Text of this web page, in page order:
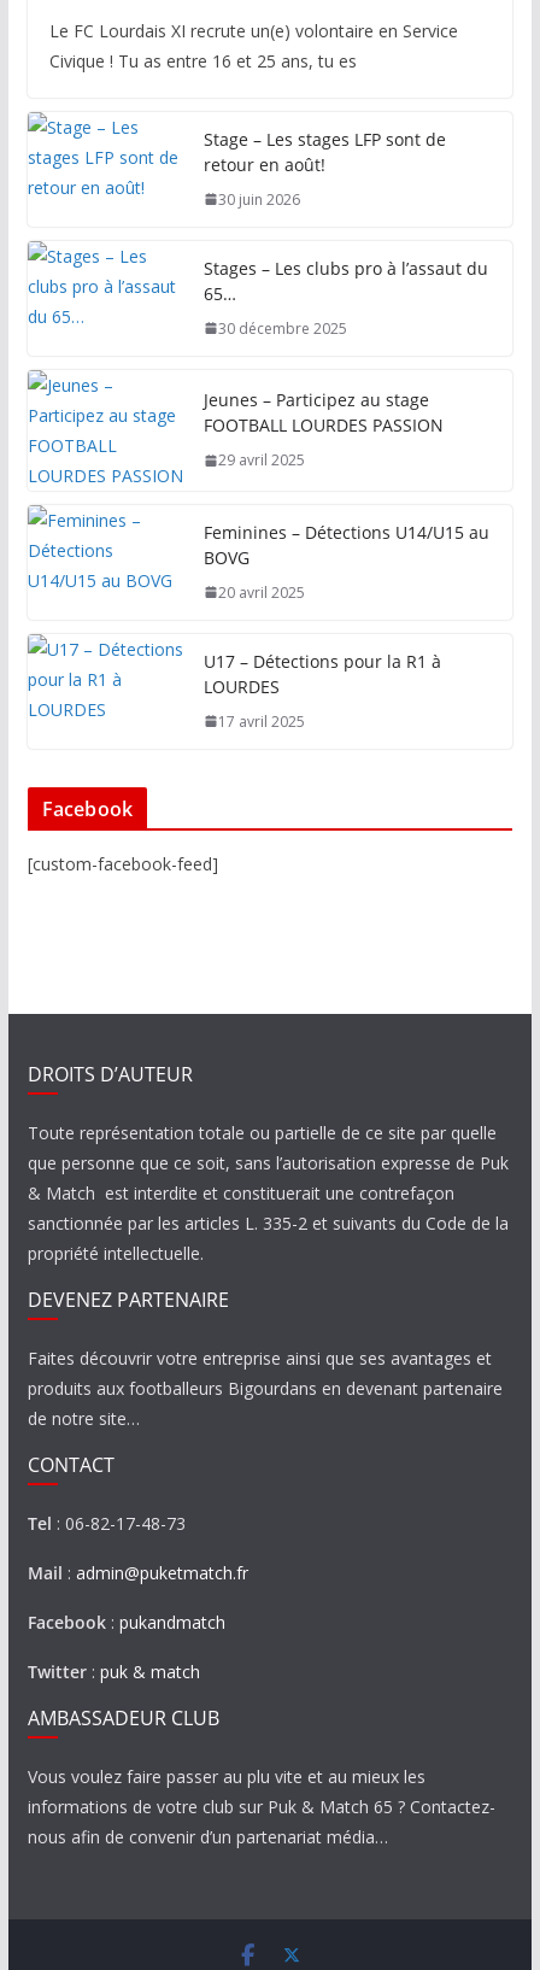
Le FC Lourdais XI recrute un(e) volontaire en Service
Civique ! Tu as entre 16 et 25 ans, tu es
Stage – Les stages LFP sont de
retour en août!
30 juin 2026
Stages – Les clubs pro à l’assaut du
65…
30 décembre 2025
Jeunes – Participez au stage
FOOTBALL LOURDES PASSION
29 avril 2025
Feminines – Détections U14/U15 au
BOVG
20 avril 2025
U17 – Détections pour la R1 à
LOURDES
17 avril 2025
Facebook
[custom-facebook-feed]
DROITS D’AUTEUR
Toute représentation totale ou partielle de ce site par quelle
que personne que ce soit, sans l’autorisation expresse de Puk
& Match est interdite et constituerait une contrefaçon
sanctionnée par les articles L. 335-2 et suivants du Code de la
propriété intellectuelle.
DEVENEZ PARTENAIRE
Faites découvrir votre entreprise ainsi que ses avantages et
produits aux footballeurs Bigourdans en devenant partenaire
de notre site…
CONTACT
Tel : 06-82-17-48-73
Mail : admin@puketmatch.fr
Facebook: pukandmatch
Twitter: puk & match
AMBASSADEUR CLUB
Vous voulez faire passer au plu vite et au mieux les
informations de votre club sur Puk & Match 65 ? Contactez-
nous afin de convenir d’un partenariat média…